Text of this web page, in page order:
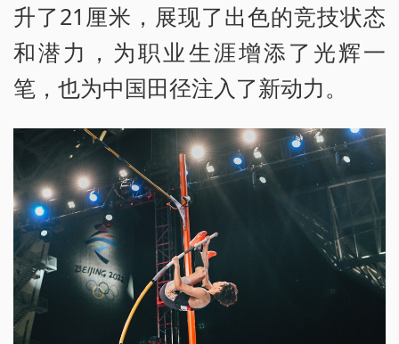
升了21厘米，展现了出色的竞技状态
和潜力，为职业生涯增添了光辉一
笔，也为中国田径注入了新动力。